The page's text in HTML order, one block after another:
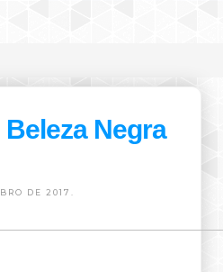
Negra
DE 2017.